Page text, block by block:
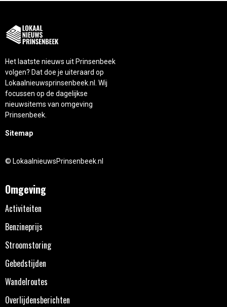
Het laatste nieuws uit Prinsenbeek
volgen? Dat doe je uiteraard op
Lokaalnieuwsprinsenbeek.nl. Wij
focussen op de dagelijkse
nieuwsitems van omgeving
Prinsenbeek.
Sitemap
© LokaalnieuwsPrinsenbeek.nl
Omgeving
Activiteiten
Benzineprijs
Stroomstoring
Gebedstijden
Wandelroutes
Overlijdensberichten